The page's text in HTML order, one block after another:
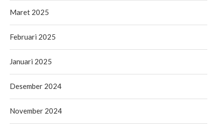
Maret 2025
Februari 2025
Januari 2025
Desember 2024
November 2024